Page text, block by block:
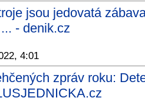
jsou jedovatá
- denik.cz
4:01
zpráv roku: